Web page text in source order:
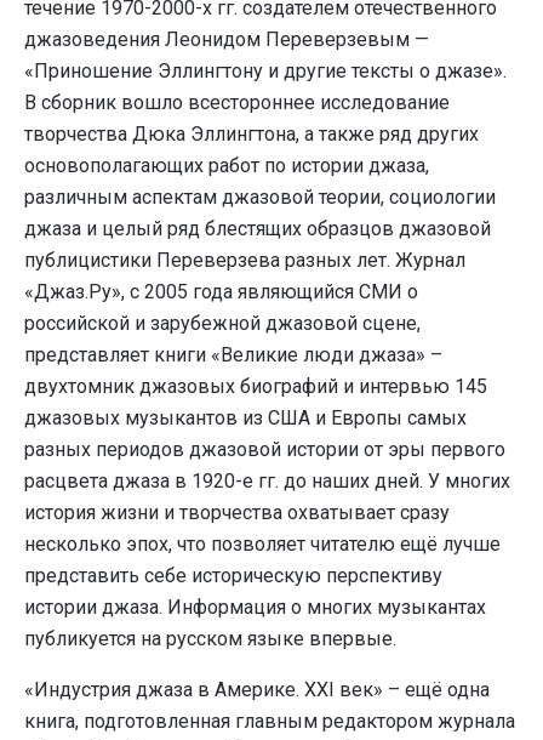
течение 1970-2000-х гг. создателем отечественного
джазоведения Леонидом Переверзевым —
«Приношение Эллингтону и другие тексты о джазе».
В сборник вошло всестороннее исследование
творчества Дюка Эллингтона, а также ряд других
основополагающих работ по истории джаза,
различным аспектам джазовой теории, социологии
джаза и целый ряд блестящих образцов джазовой
публицистики Переверзева разных лет. Журнал
«Джаз.Ру», с 2005 года являющийся СМИ о
российской и зарубежной джазовой сцене,
представляет книги «Великие люди джаза» –
двухтомник джазовых биографий и интервью 145
джазовых музыкантов из США и Европы самых
разных периодов джазовой истории от эры первого
расцвета джаза в 1920-е гг. до наших дней. У многих
история жизни и творчества охватывает сразу
несколько эпох, что позволяет читателю ещё лучше
представить себе историческую перспективу
истории джаза. Информация о многих музыкантах
публикуется на русском языке впервые.
«Индустрия джаза в Америке. XXI век» – ещё одна
книга, подготовленная главным редактором журнала